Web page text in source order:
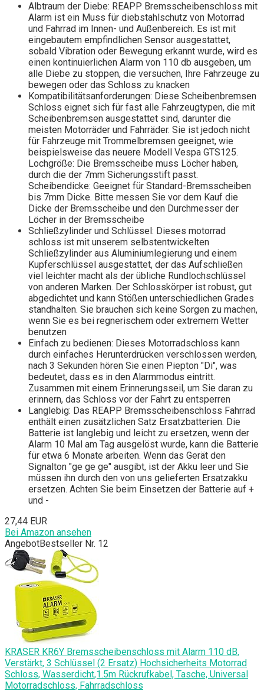
Albtraum der Diebe: REAPP Bremsscheibenschloss mit
Alarm ist ein Muss für diebstahlschutz von Motorrad
und Fahrrad im Innen- und Außenbereich. Es ist mit
eingebautem empfindlichen Sensor ausgestattet,
sobald Vibration oder Bewegung erkannt wurde, wird es
einen kontinuierlichen Alarm von 110 db ausgeben, um
alle Diebe zu stoppen, die versuchen, Ihre Fahrzeuge zu
bewegen oder das Schloss zu knacken
Kompatibilitätsanforderungen: Diese Scheibenbremsen
Schloss eignet sich für fast alle Fahrzeugtypen, die mit
Scheibenbremsen ausgestattet sind, darunter die
meisten Motorräder und Fahrräder. Sie ist jedoch nicht
für Fahrzeuge mit Trommelbremsen geeignet, wie
beispielsweise das neuere Modell Vespa GTS125.
Lochgröße: Die Bremsscheibe muss Löcher haben,
durch die der 7mm Sicherungsstift passt.
Scheibendicke: Geeignet für Standard-Bremsscheiben
bis 7mm Dicke. Bitte messen Sie vor dem Kauf die
Dicke der Bremsscheibe und den Durchmesser der
Löcher in der Bremsscheibe
Schließzylinder und Schlüssel: Dieses motorrad
schloss ist mit unserem selbstentwickelten
Schließzylinder aus Aluminiumlegierung und einem
Kupferschlüssel ausgestattet, der das Aufschließen
viel leichter macht als der übliche Rundlochschlüssel
von anderen Marken. Der Schlosskörper ist robust, gut
abgedichtet und kann Stößen unterschiedlichen Grades
standhalten. Sie brauchen sich keine Sorgen zu machen,
wenn Sie es bei regnerischem oder extremem Wetter
benutzen
Einfach zu bedienen: Dieses Motorradschloss kann
durch einfaches Herunterdrücken verschlossen werden,
nach 3 Sekunden hören Sie einen Piepton "Di", was
bedeutet, dass es in den Alarmmodus eintritt.
Zusammen mit einem Erinnerungsseil, um Sie daran zu
erinnern, das Schloss vor der Fahrt zu entsperren
Langlebig: Das REAPP Bremsscheibenschloss Fahrrad
enthält einen zusätzlichen Satz Ersatzbatterien. Die
Batterie ist langlebig und leicht zu ersetzen, wenn der
Alarm 10 Mal am Tag ausgelöst wurde, kann die Batterie
für etwa 6 Monate arbeiten. Wenn das Gerät den
Signalton "ge ge ge" ausgibt, ist der Akku leer und Sie
müssen ihn durch den von uns gelieferten Ersatzakku
ersetzen. Achten Sie beim Einsetzen der Batterie auf +
und -
27,44 EUR
Bei Amazon ansehen
AngebotBestseller Nr. 12
KRASER KR6Y Bremsscheibenschloss mit Alarm 110 dB,
Verstärkt, 3 Schlüssel (2 Ersatz) Hochsicherheits Motorrad
Schloss, Wasserdicht,1.5m Rückrufkabel, Tasche, Universal
Motorradschloss, Fahrradschloss